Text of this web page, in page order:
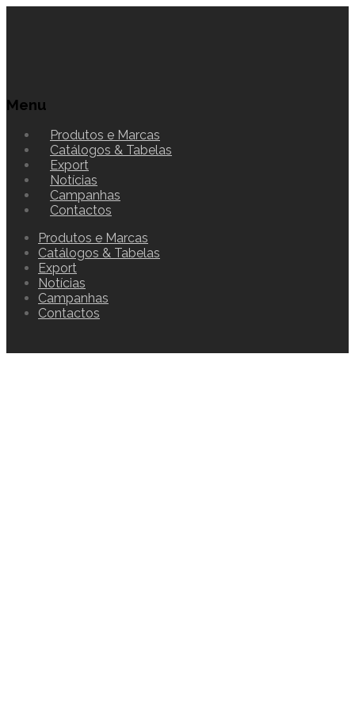
Menu
Produtos e Marcas
Catálogos & Tabelas
Export
Notícias
Campanhas
Contactos
Produtos e Marcas
Catálogos & Tabelas
Export
Notícias
Campanhas
Contactos